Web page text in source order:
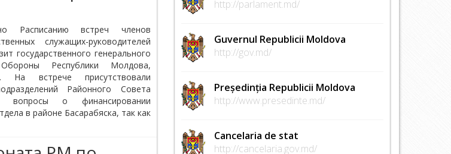
Расписанию встреч членов
служащих-руководителей
государственного генерального
Республики Молдова,
На встрече присутствовали
Районного Совета
вопросы о финансировании
в районе Басарабяска, так как
http://parlament.md/
Guvernul Republicii Moldova
http://gov.md/
Președinția Republicii Moldova
http://www.presedinte.md/
Cancelaria de stat
http://cancelaria.gov.md/